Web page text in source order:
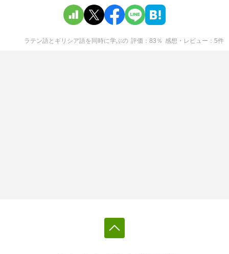
ラテン語とギリシア語を同時に学ぶの 評価 83 ％ 感想・レビュー 5件